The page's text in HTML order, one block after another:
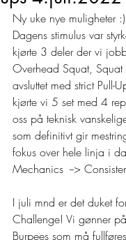
Ny uke nye muligheter :)
Dagens stimulus var
kjørte 3 deler der vi
Overhead Squat,
avsluttet med strict Pull-
kjørte vi 5 set med 4
oss på teknisk
som definitivt gir
fokus over hele linja i
Mechanics  -->
I juli mnd er det duket
Challenge! Vi gønner
Burpees som må